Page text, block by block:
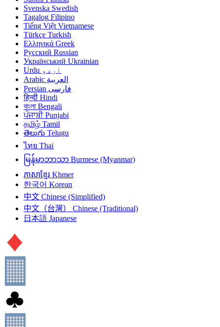
Svenska Swedish
Tagalog Filipino
Tiếng Việt Vietnamese
Türkçe Turkish
Ελληνικά Greek
Русский Russian
Український Ukrainian
اردو Urdu
العربية Arabic
فارسی Persian
हिन्दी Hindi
বাংলা Bengali
ਪੰਜਾਬੀ Punjabi
தமிழ் Tamil
తెలుగు Telugu
ไทย Thai
မြန်မာဘာသာ Burmese (Myanmar)
ភាសាខ្មែរ Khmer
한국어 Korean
中文 Chinese (Simplified)
中文（台灣）
Chinese (Traditional)
日本語 Japanese